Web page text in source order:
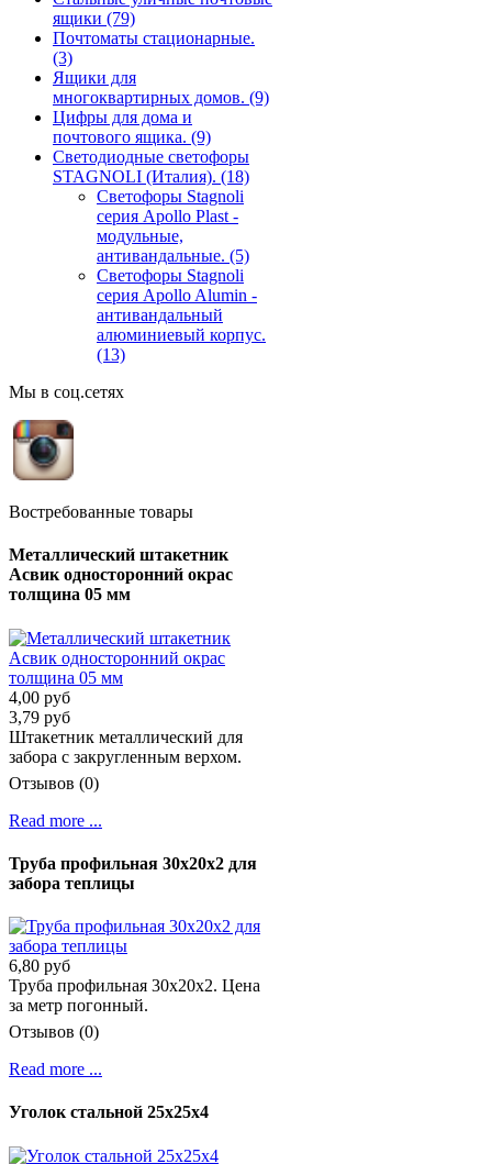
ящики (79)
Почтоматы стационарные.
(3)
Ящики для
многоквартирных домов. (9)
Цифры для дома и
почтового ящика. (9)
Светодиодные светофоры
STAGNOLI (Италия). (18)
Светофоры Stagnoli
серия Apollo Plast -
модульные,
антивандальные. (5)
Светофоры Stagnoli
серия Apollo Alumin -
антивандальный
алюминиевый корпус.
(13)
Мы в соц.сетях
Востребованные товары
Металлический штакетник
Асвик односторонний окрас
толщина 05 мм
4,00 руб
3,79 руб
Штакетник металлический для
забора с закругленным верхом.
Отзывов (0)
Read more ...
Труба профильная 30х20х2 для
забора теплицы
6,80 руб
Труба профильная 30х20х2. Цена
за метр погонный.
Отзывов (0)
Read more ...
Уголок стальной 25х25х4